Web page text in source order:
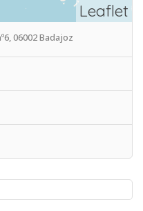
Leaflet
06002 Badajoz